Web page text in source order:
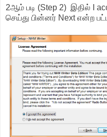
2ஆம் படி (Step 2) இதில் I
செய்து பின்னர் Next என்ற